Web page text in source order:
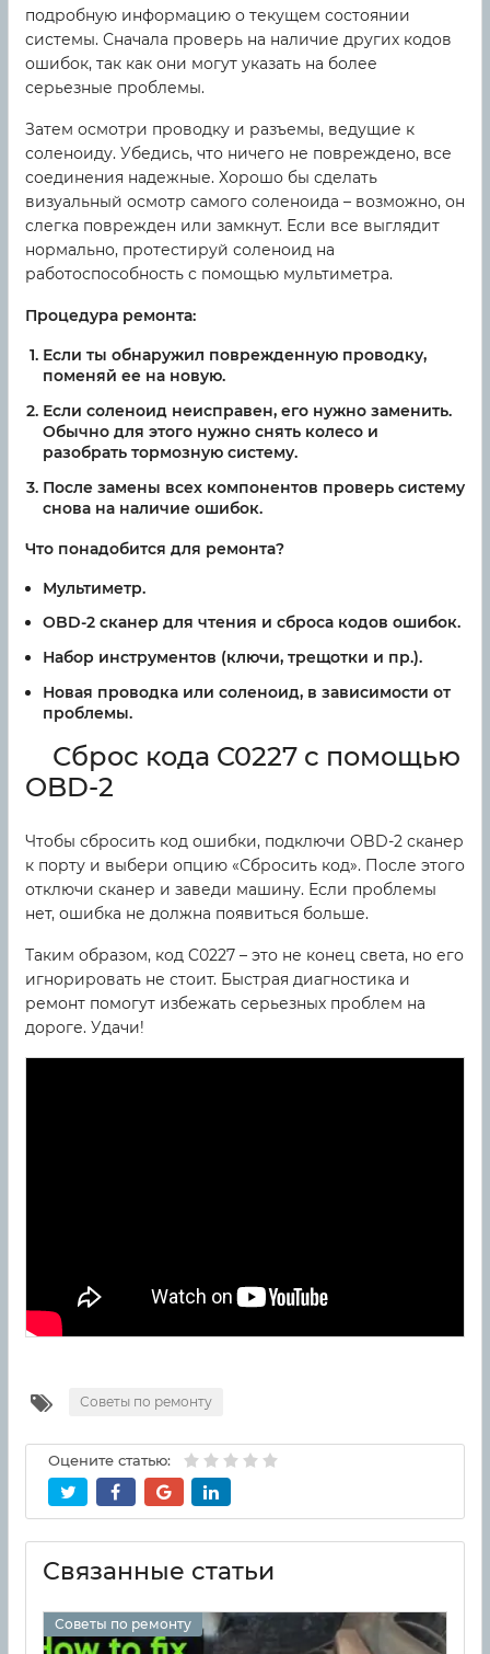
подробную информацию о текущем состоянии
системы. Сначала проверь на наличие других кодов
ошибок, так как они могут указать на более
серьезные проблемы.
Затем осмотри проводку и разъемы, ведущие к
соленоиду. Убедись, что ничего не повреждено, все
соединения надежные. Хорошо бы сделать
визуальный осмотр самого соленоида – возможно, он
слегка поврежден или замкнут. Если все выглядит
нормально, протестируй соленоид на
работоспособность с помощью мультиметра.
Процедура ремонта:
Если ты обнаружил поврежденную проводку,
поменяй ее на новую.
Если соленоид неисправен, его нужно заменить.
Обычно для этого нужно снять колесо и
разобрать тормозную систему.
После замены всех компонентов проверь систему
снова на наличие ошибок.
Что понадобится для ремонта?
Мультиметр.
OBD-2 сканер для чтения и сброса кодов ошибок.
Набор инструментов (ключи, трещотки и пр.).
Новая проводка или соленоид, в зависимости от
проблемы.
Сброс кода C0227 с помощью
OBD-2
Чтобы сбросить код ошибки, подключи OBD-2 сканер
к порту и выбери опцию «Сбросить код». После этого
отключи сканер и заведи машину. Если проблемы
нет, ошибка не должна появиться больше.
Таким образом, код C0227 – это не конец света, но его
игнорировать не стоит. Быстрая диагностика и
ремонт помогут избежать серьезных проблем на
дороге. Удачи!
Советы по ремонту
Оцените статью:
Связанные статьи
Советы по ремонту